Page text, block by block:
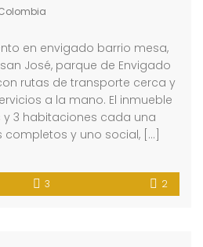
en envigado barrio mesa,
José, parque de Envigado
rutas de transporte cerca y
a la mano. El inmueble
y 3 habitaciones cada una
completos y uno social, […]
3 2